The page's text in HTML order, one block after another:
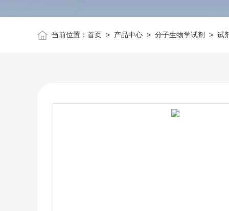
当前位置： 首页> 产品中心> 分子生物学试剂 > 试